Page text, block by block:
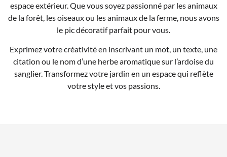
espace extérieur. Que vous soyez passionné par les animaux
de la forêt, les oiseaux ou les animaux de la ferme, nous avons
le pic décoratif parfait pour vous.
Exprimez votre créativité en inscrivant un mot, un texte, une
citation ou le nom d’une herbe aromatique sur l’ardoise du
sanglier. Transformez votre jardin en un espace qui reflète
votre style et vos passions.